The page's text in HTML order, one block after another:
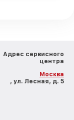
Адрес сервисного
центра
Москва
, ул. Лесная, д. 5